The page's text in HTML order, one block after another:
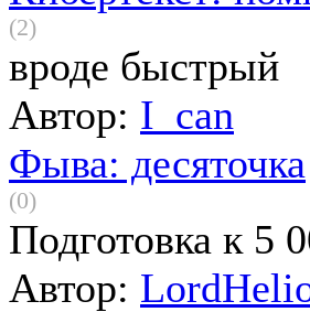
(2)
вроде быстрый
Автор: I_can
Фыва: десяточка
(0)
Подготовка к 5
Автор: